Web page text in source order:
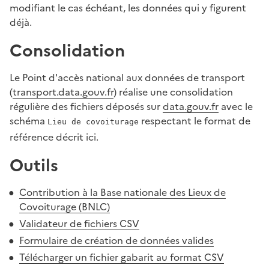
modifiant le cas échéant, les données qui y figurent
déjà.
Consolidation
Le Point d'accès national aux données de transport
(transport.data.gouv.fr) réalise une consolidation
régulière des fichiers déposés surdata.gouv.fr avec le
schéma Lieu de covoiturage respectant le format de
référence décrit ici.
Outils
Contribution à la Base nationale des Lieux de
Covoiturage (BNLC)
Validateur de fichiers CSV
Formulaire de création de données valides
Télécharger un fichier gabarit au format CSV